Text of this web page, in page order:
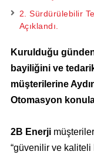
2. Sürdürülebilir
Açıklandı.
Kurulduğu
bayiliğini ve
müşterilerine
Otomasyon
2B Enerji
“güvenilir ve kaliteli